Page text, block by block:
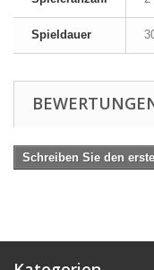
Spieldauer
Schreiben Sie den